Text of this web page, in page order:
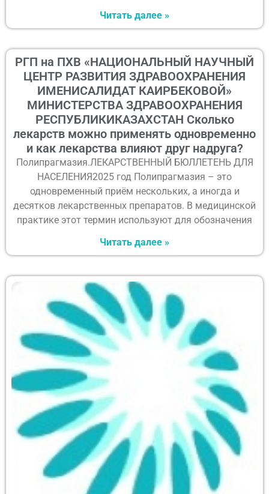
Читать далее »
РГП на ПХВ «НАЦИОНАЛЬНЫЙ НАУЧНЫЙ
ЦЕНТР РАЗВИТИЯ ЗДРАВООХРАНЕНИЯ
ИМЕНИСАЛИДАТ КАИРБЕКОВОЙ»
МИНИСТЕРСТВА ЗДРАВООХРАНЕНИЯ
РЕСПУБЛИКИКАЗАХСТАН Сколько
лекарств можно применять одновременно
и как лекарства влияют друг надруга?
Полипрагмазия.ЛЕКАРСТВЕННЫЙ БЮЛЛЕТЕНЬ ДЛЯ
НАСЕЛЕНИЯ2025 год Полипрагмазия – это
одновременный приём нескольких, а иногда и
десятков лекарственных препаратов. В медицинской
практике этот термин используют для обозначения
Читать далее »